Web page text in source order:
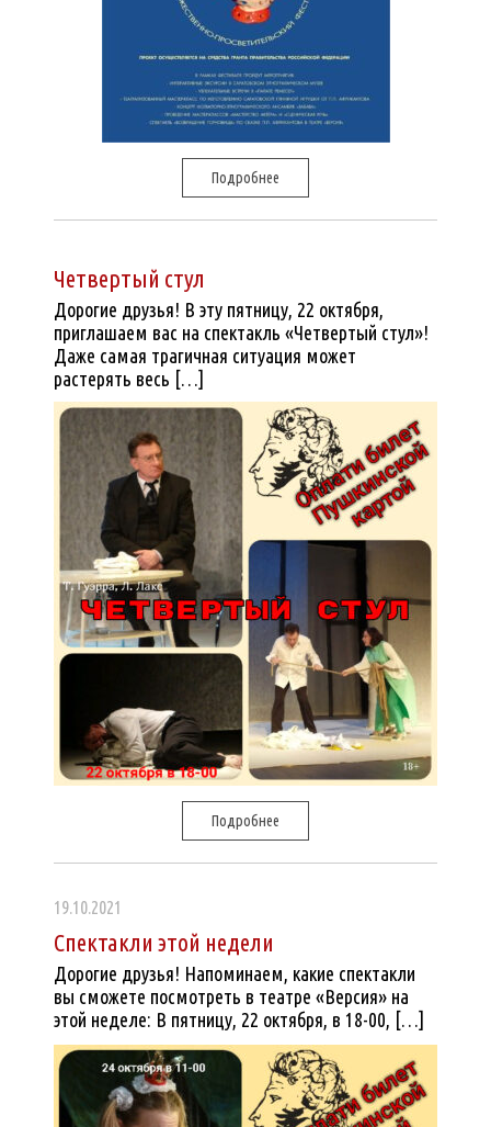
Подробнее
Четвертый стул
Дорогие друзья! В эту пятницу, 22 октября,
приглашаем вас на спектакль «Четвертый стул»!
Даже самая трагичная ситуация может
растерять весь […]
Подробнее
19.10.2021
Спектакли этой недели
Дорогие друзья! Напоминаем, какие спектакли
вы сможете посмотреть в театре «Версия» на
этой неделе: В пятницу, 22 октября, в 18-00, […]